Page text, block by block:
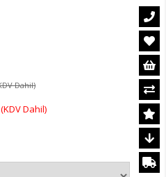
Dahil)
(KDV Dahil)